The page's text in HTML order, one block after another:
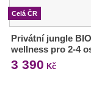
Celá ČR
Privátní jungle BIO
wellness pro 2-4
3 390 Kč